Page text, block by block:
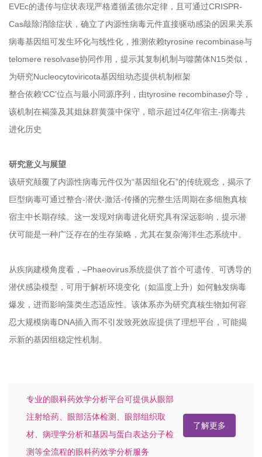
EVEc的遗传与症状表现严格遵循孟德尔定律，且可通过CRISPR-
Cas敲除消除症状，确立了内源性病毒元件直接驱动感染的因果关系
病毒基因组可发生环化与线性化，推测依赖tyrosine recombinase与
telomere resolvase协同作用，提示其复制机制与噬菌体N15类似，
为研究Nucleocytoviricota基因组动态提供机制框架
整合依赖‘CC’位点与最小同源序列，由tyrosine recombinase介导，
该机制在褐藻及其姐妹群黄藻中保守，暗示超过4亿年宿主-病毒共
进化历史
研究意义与展望
该研究颠覆了内源性病毒元件仅为“基因组化石”的传统观念，揭示了
巨型病毒可通过整合-潜伏-激活-传播的完整生活周期在多细胞真核
宿主中长期存续。这一发现对病毒进化研究具有深远影响，提示潜
伏可能是一种广泛存在的生存策略，尤其在复杂海洋生态系统中。
从疾病建模角度看， –Phaeovirus系统提供了首个可遗传、可诱导的
潜伏感染模型，可用于解析环境变化（如温度上升）如何触发病毒
爆发，进而影响藻类生态适应性。该体系亦为研究真核生物如何容
忍大规模病毒DNA插入而不引发致死效应提供了理想平台，可能揭
示新的基因组稳定性机制。
专业的眼科药效学分析平台可提供从眼部
注射给药、眼部活体检测、眼部组织取
材、病理学分析和基因与蛋白表达分子检
测等全流程的眼科药效学分析服务
了解更多